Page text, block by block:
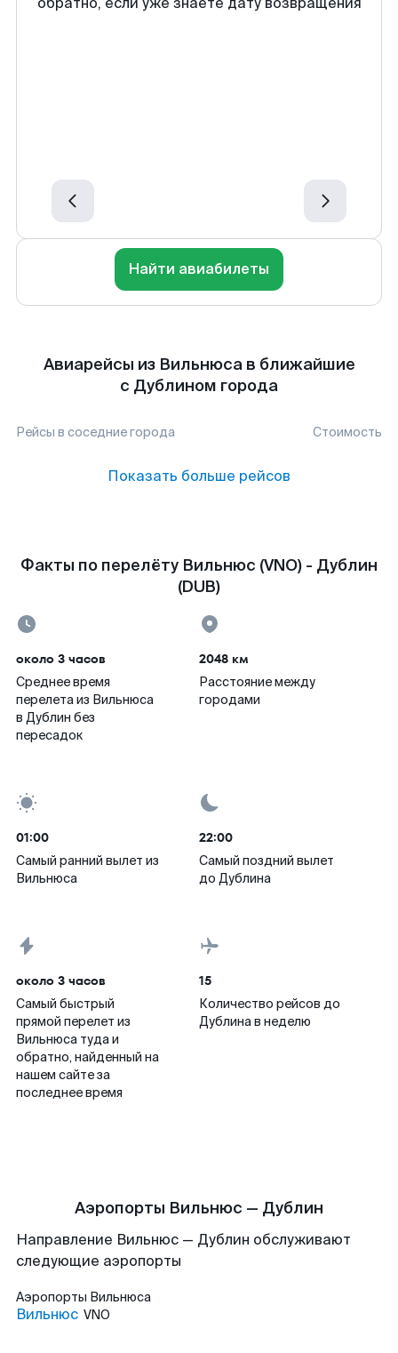
Найти авиабилеты
Авиарейсы из Вильнюса в ближайшие
с Дублином города
Рейсы в соседние города Стоимость
Показать больше рейсов
Факты по перелёту Вильнюс (VNO) - Дублин
(DUB)
около 3 часов
Среднее время
перелета из Вильнюса
в Дублин без
пересадок
2048 км
Расстояние между
городами
01:00
Самый ранний вылет из
Вильнюса
22:00
Самый поздний вылет
до Дублина
около 3 часов
Самый быстрый
прямой перелет из
Вильнюса туда и
обратно, найденный на
нашем сайте за
последнее время
15
Количество рейсов до
Дублина в неделю
Аэропорты Вильнюс — Дублин
Направление Вильнюс — Дублин обслуживают
следующие аэропорты
Аэропорты Вильнюса
Вильнюс VNO